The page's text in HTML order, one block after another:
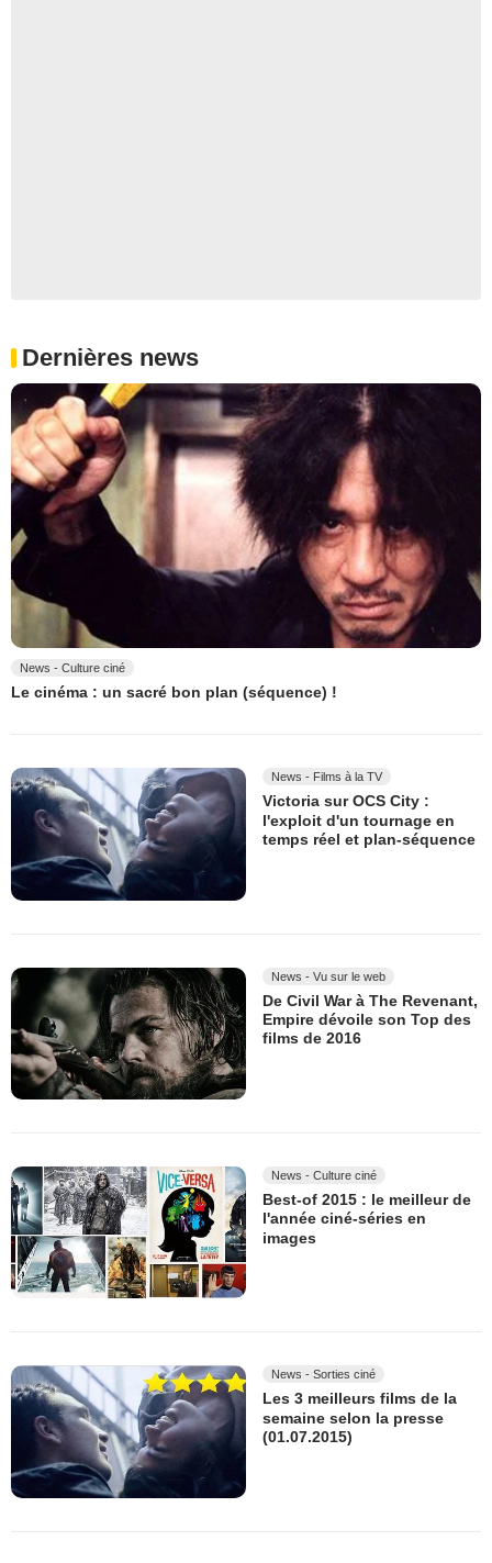
Dernières news
News - Culture ciné
Le cinéma : un sacré bon plan (séquence) !
News - Films à la TV
Victoria sur OCS City :
l'exploit d'un tournage en
temps réel et plan-séquence
News - Vu sur le web
De Civil War à The Revenant,
Empire dévoile son Top des
films de 2016
News - Culture ciné
Best-of 2015 : le meilleur de
l'année ciné-séries en
images
News - Sorties ciné
Les 3 meilleurs films de la
semaine selon la presse
(01.07.2015)